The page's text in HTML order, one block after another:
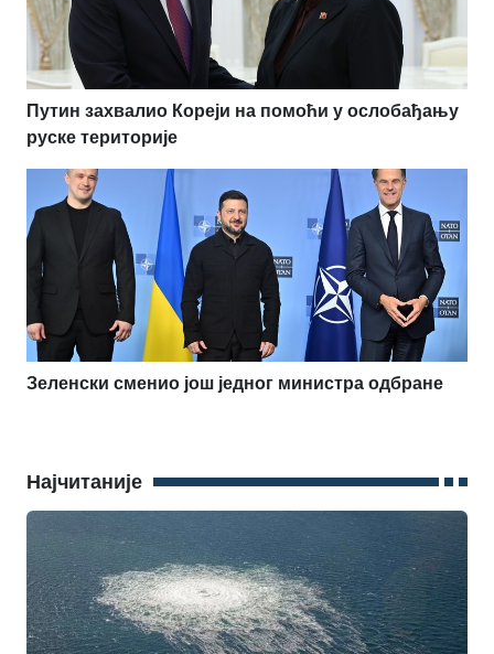
Путин захвалио Кореји на помоћи у ослобађању
руске територије
Зеленски сменио још једног министра одбране
Најчитаније